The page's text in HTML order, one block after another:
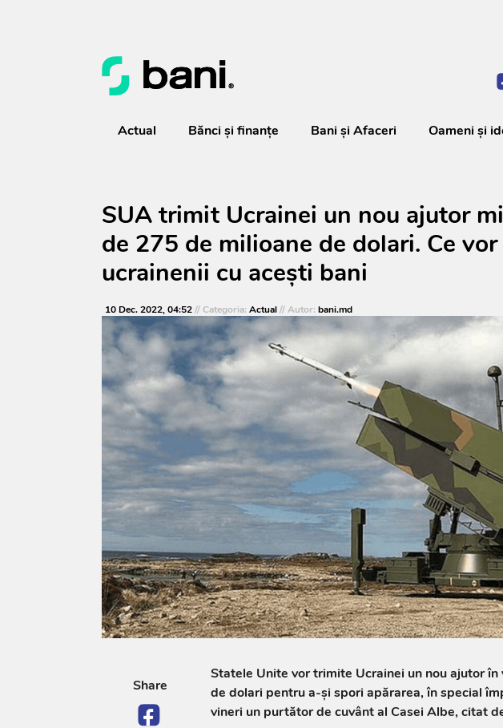
Actual Bănci şi finanţe Bani și Afaceri Oameni şi
SUA trimit Ucrainei un nou ajutor
de 275 de milioane de dolari. Ce
ucrainenii cu acești bani
10 Dec. 2022, 04:52// Categoria: Actual// Autor: bani.md
Share
Statele Unite vor trimite Ucrainei un nou ajutor
de dolari pentru a-și spori apărarea, în special
vineri un purtător de cuvânt al Casei Albe, citat